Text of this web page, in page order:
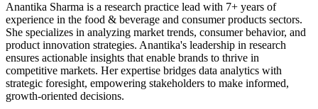
Anantika Sharma is a research practice lead with 7+ years of
experience in the food & beverage and consumer products sectors.
She specializes in analyzing market trends, consumer behavior, and
product innovation strategies. Anantika's leadership in research
ensures actionable insights that enable brands to thrive in
competitive markets. Her expertise bridges data analytics with
strategic foresight, empowering stakeholders to make informed,
growth-oriented decisions.